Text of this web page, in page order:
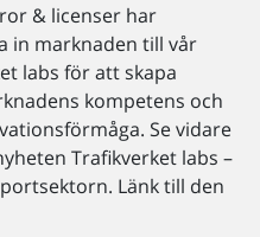
& licenser har
in marknaden till vår
labs för att skapa
kompetens och
Se vidare
Trafikverket labs –
Länk till den